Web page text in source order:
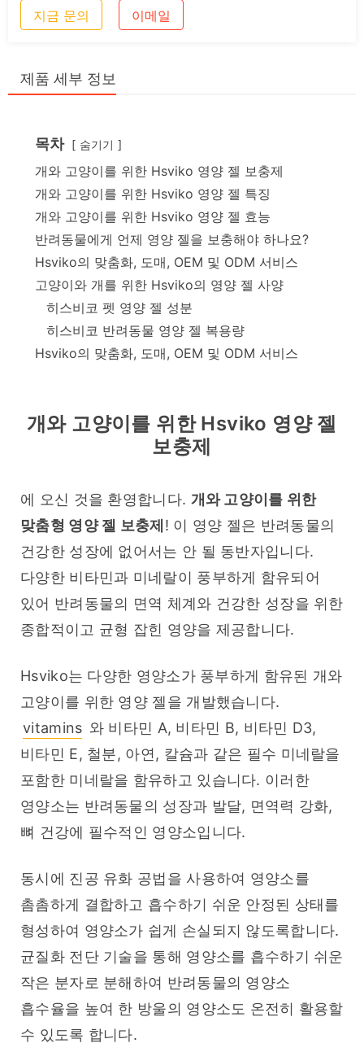
지금 문의 이메일
제품 세부 정보
목차 숨기기
개와 고양이를 위한 Hsviko 영양 젤 보충제
개와 고양이를 위한 Hsviko 영양 젤 특징
개와 고양이를 위한 Hsviko 영양 젤 효능
반려동물에게 언제 영양 젤을 보충해야 하나요?
Hsviko의 맞춤화, 도매, OEM 및 ODM 서비스
고양이와 개를 위한 Hsviko의 영양 젤 사양
히스비코 펫 영양 젤 성분
히스비코 반려동물 영양 젤 복용량
Hsviko의 맞춤화, 도매, OEM 및 ODM 서비스
개와 고양이를 위한 Hsviko 영양 젤
보충제
에 오신 것을 환영합니다. 개와 고양이를 위한
맞춤형 영양 젤 보충제 ! 이 영양 젤은 반려동물의
건강한 성장에 없어서는 안 될 동반자입니다.
다양한 비타민과 미네랄이 풍부하게 함유되어
있어 반려동물의 면역 체계와 건강한 성장을 위한
종합적이고 균형 잡힌 영양을 제공합니다.
Hsviko는 다양한 영양소가 풍부하게 함유된 개와
vitamins 와 비타민 A, 비타민 B, 비타민 D3,
비타민 E, 철분, 아연, 칼슘과 같은 필수 미네랄을
포함한 미네랄을 함유하고 있습니다. 이러한
영양소는 반려동물의 성장과 발달, 면역력 강화,
뼈 건강에 필수적인 영양소입니다.
동시에 진공 유화 공법을 사용하여 영양소를
촘촘하게 결합하고 흡수하기 쉬운 안정된 상태를
형성하여 영양소가 쉽게 손실되지 않도록합니다.
균질화 전단 기술을 통해 영양소를 흡수하기 쉬운
작은 분자로 분해하여 반려동물의 영양소
흡수율을 높여 한 방울의 영양소도 온전히 활용할
수 있도록 합니다.